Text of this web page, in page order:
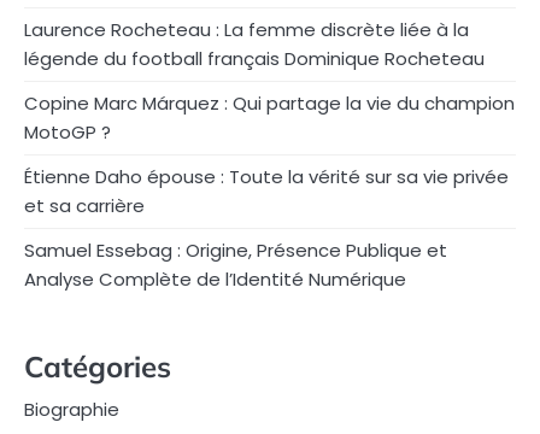
Laurence Rocheteau : La femme discrète liée à la
légende du football français Dominique Rocheteau
Copine Marc Márquez : Qui partage la vie du champion
MotoGP ?
Étienne Daho épouse : Toute la vérité sur sa vie privée
et sa carrière
Samuel Essebag : Origine, Présence Publique et
Analyse Complète de l’Identité Numérique
Catégories
Biographie